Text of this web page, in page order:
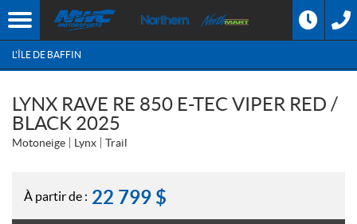
L'ÎLE DE BAFFIN
LYNX RAVE RE 850 E-TEC VIPER RED /
BLACK 2025
Motoneige Lynx Trail
À partir de : 22 799 $